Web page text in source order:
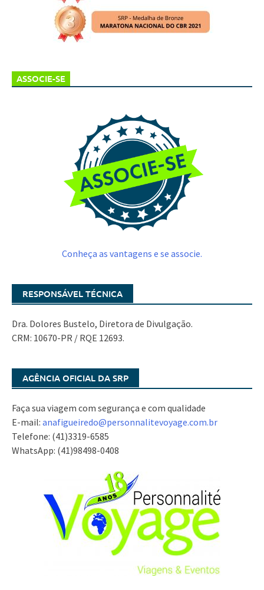
ASSOCIE-SE
Conheça as vantagens e se associe.
RESPONSÁVEL TÉCNICA
Dra. Dolores Bustelo, Diretora de Divulgação.
CRM: 10670-PR / RQE 12693.
AGÊNCIA OFICIAL DA SRP
Faça sua viagem com segurança e com qualidade
E-mail: anafigueiredo@personnalitevoyage.com.br
Telefone: (41)3319-6585
WhatsApp: (41)98498-0408